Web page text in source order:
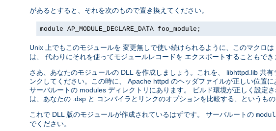
があるとすると、それを次のもので置き換えてください。
module AP_MODULE_DECLARE_DATA foo_module;
Unix 上でもこのモジュールを 変更無しで使い続けられるように、このマクロは
は、 代わりにそれを使ってモジュールレコードを エクスポートすることもでき
さあ、あなたのモジュールの DLL を作成しましょう。これを、 libhttpd.lib 共
ンクしてください。この時に、 Apache httpd のヘッダファイルが正しい位置
サーバルートの modules ディレクトリにあります。 ビルド環境が正しく設定
は、あなたの .dsp と コンパイラとリンクのオプションを比較する、というもの
これで DLL 版のモジュールが作成されているはずです。 サーバルートの
でください。